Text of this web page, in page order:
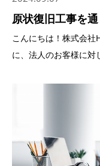
原状復旧工事を
こんにちは！株式会
に、法人のお客様に対